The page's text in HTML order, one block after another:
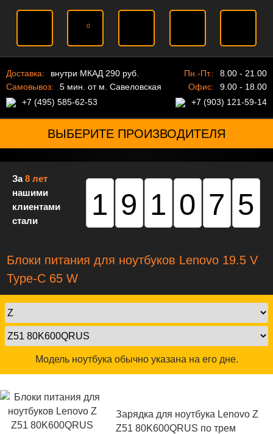
0
Доставка:
внутри МКАД 290 руб.
Самовывоз:
5 мин. от м. Савеловская
+7 (495) 585-62-53
Пн.-Пт.:
8.00 - 21.00
Офис:
9.00 - 18.00
+7 (903) 121-59-14
ВЫБЕРИТЕ ПРОИЗВОДИТЕЛЯ
За8 лет
нашими
клиентами
стали
191075
Блоки питания для ноутбуков Lenovo 19.5 V
Type-C 65 W
Модель ноутбука обычно указана на его дне.
Зарядка для ноутбука Lenovo Z
Z51 80K600QRUS по трем